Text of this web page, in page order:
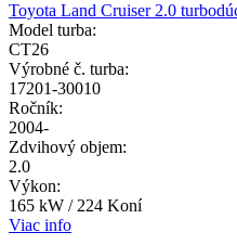
Toyota Land Cruiser 2.0
Model turba:
CT26
Výrobné č. turba:
17201-30010
Ročník:
2004-
Zdvihový objem:
2.0
Výkon:
165 kW / 224 Koní
Viac info